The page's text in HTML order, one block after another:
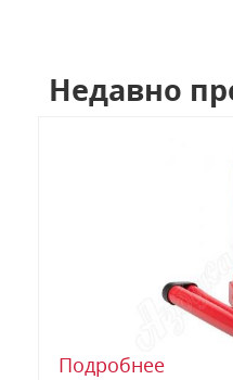
Недавно
Подробнее